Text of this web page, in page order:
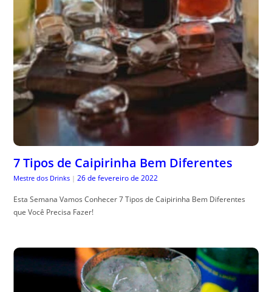
7 Tipos de Caipirinha Bem Diferentes
Mestre dos Drinks | 26 de fevereiro de 2022
Esta Semana Vamos Conhecer 7 Tipos de Caipirinha Bem Diferentes
que Você Precisa Fazer!